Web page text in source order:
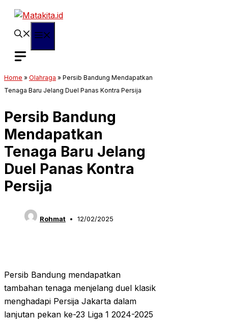
Langsung
Home » Olahraga » Persib Bandung Mendapatkan
Tenaga Baru Jelang Duel Panas Kontra Persija
Persib Bandung
Mendapatkan
Tenaga Baru Jelang
Duel Panas Kontra
Persija
Rohmat 12/02/2025
Persib Bandung mendapatkan
tambahan tenaga menjelang duel klasik
menghadapi Persija Jakarta dalam
lanjutan pekan ke-23 Liga 1 2024-2025